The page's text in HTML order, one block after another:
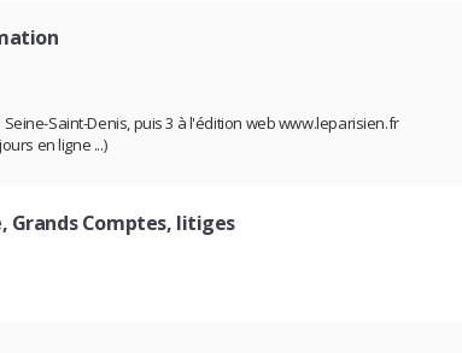
Saint-Denis, puis 3 à l'édition web www.leparisien.fr
en ligne ...)
Grands Comptes, litiges